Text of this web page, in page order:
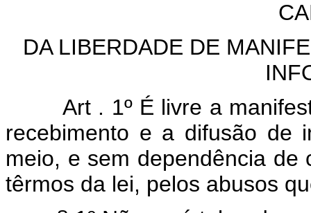
DA LIBERDADE DE
Art . 1º É livre a
recebimento e a difusão de
meio, e sem dependência de
têrmos da lei, pelos abusos